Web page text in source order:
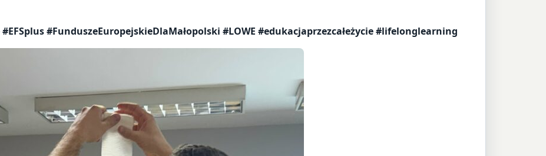
#FunduszeEuropejskieDlaMałopolski #LOWE #edukacjaprzezcałeżycie #lifelonglearning